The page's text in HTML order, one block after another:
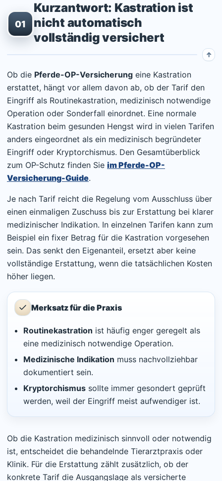
01
Kurzantwort: Kastration ist
nicht automatisch
vollständig versichert
Ob die Pferde-OP-Versicherung eine Kastration
erstattet, hängt vor allem davon ab, ob der Tarif den
Eingriff als Routinekastration, medizinisch notwendige
Operation oder Sonderfall einordnet. Eine normale
Kastration beim gesunden Hengst wird in vielen Tarifen
anders eingeordnet als ein medizinisch begründeter
Eingriff oder Kryptorchismus. Den Gesamtüberblick
zum OP-Schutz finden Sie im Pferde-OP-
Versicherung-Guide.
Je nach Tarif reicht die Regelung vom Ausschluss über
einen einmaligen Zuschuss bis zur Erstattung bei klarer
medizinischer Indikation. In einzelnen Tarifen kann zum
Beispiel ein fixer Betrag für die Kastration vorgesehen
sein. Das senkt den Eigenanteil, ersetzt aber keine
vollständige Erstattung, wenn die tatsächlichen Kosten
höher liegen.
Merksatz für die Praxis
Routinekastration ist häufig enger geregelt als
eine medizinisch notwendige Operation.
Medizinische Indikation muss nachvollziehbar
dokumentiert sein.
Kryptorchismus sollte immer gesondert geprüft
werden, weil der Eingriff meist aufwendiger ist.
Ob die Kastration medizinisch sinnvoll oder notwendig
ist, entscheidet die behandelnde Tierarztpraxis oder
Klinik. Für die Erstattung zählt zusätzlich, ob der
konkrete Tarif die Ausgangslage als versicherte